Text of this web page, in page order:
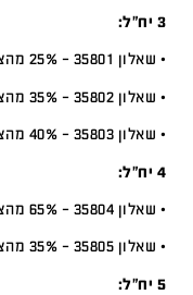
3 יח”ל:
• שאלון 35801 – 25% מהציון
• שאלון 35802 – 35% מהציון
• שאלון 35803 – 40% מהציון
4 יח”ל:
• שאלון 35804 – 65% מהציון
• שאלון 35805 – 35% מהציון
5 יח”ל: